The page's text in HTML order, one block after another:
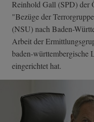
Reinhold Gall (SPD) der
"Bezüge der
(NSU) nach Baden-
Arbeit der
baden-württembergische
eingerichtet hat.